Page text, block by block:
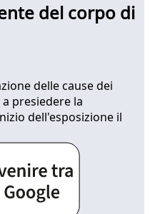
del corpo di
delle cause dei
presiedere la
dell'esposizione il